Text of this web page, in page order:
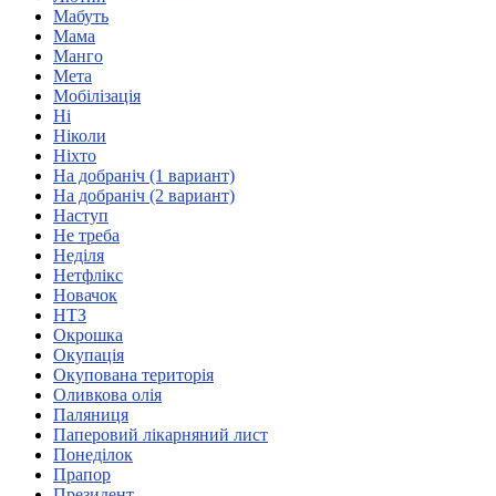
Особи відповідальні за контактування з
питань укладення договорів
Вивчаємо жестову мову
Дитяча сторінка
Новини про жестову мову
Ресурс для вивчення жестових мов різних країн
ЦУЖМ
Проєкт "Жестова мова для поліцейських"
Про шахрайські схеми
ВІКТОРИНА
На допомогу військовим
Медична термінологія жестовою мовою
Мабуть
Мама
Манго
Мета
Мобілізація
Ні
Ніколи
Ніхто
На добраніч (1 вариант)
На добраніч (2 вариант)
Наступ
Не треба
Неділя
Нетфлікс
Новачок
НТЗ
Окрошка
Окупація
Окупована територія
Оливкова олія
Паляниця
Паперовий лікарняний лист
Понеділок
Прапор